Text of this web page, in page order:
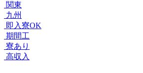
関東
九州
即入寮OK
期間工
寮あり
高収入